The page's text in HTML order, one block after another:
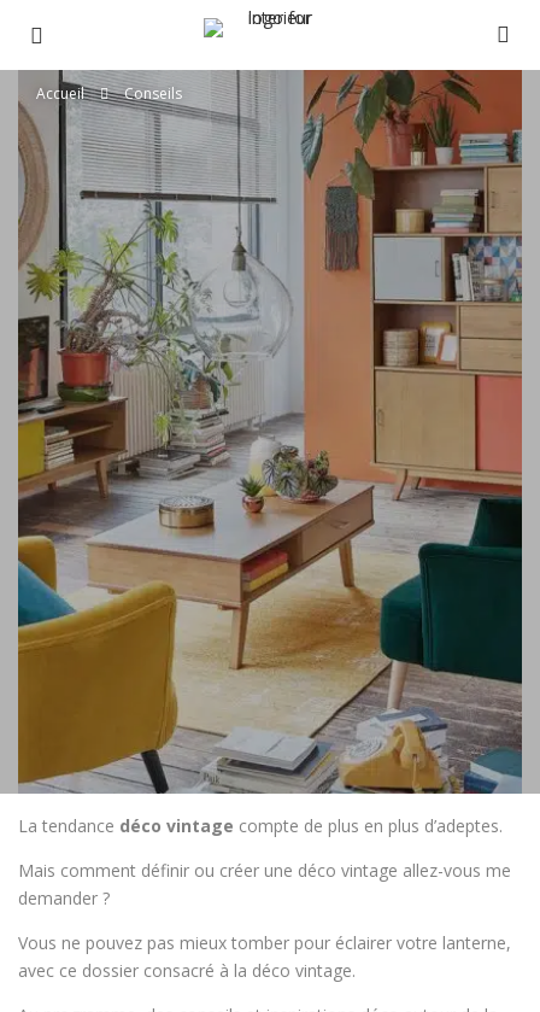
Accueil Conseils
La tendance déco vintage compte de plus en plus d’adeptes.
Mais comment définir ou créer une déco vintage allez-vous me
demander ?
Vous ne pouvez pas mieux tomber pour éclairer votre lanterne,
avec ce dossier consacré à la déco vintage.